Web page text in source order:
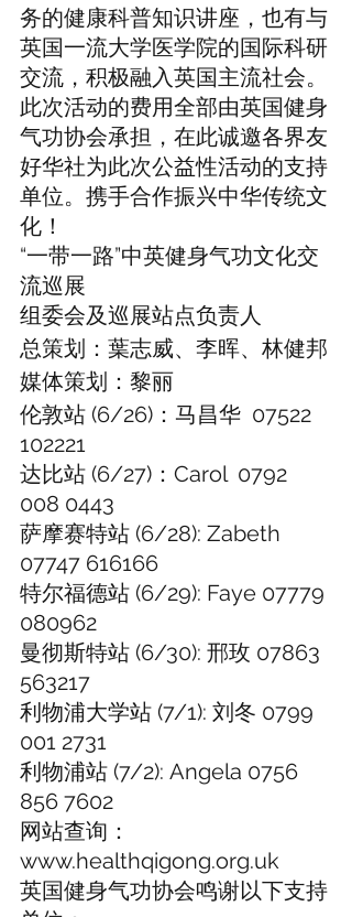
务的健康科普知识讲座，也有与
英国一流大学医学院的国际科研
交流，积极融入英国主流社会。
此次活动的费用全部由英国健身
气功协会承担，在此诚邀各界友
好华社为此次公益性活动的支持
单位。携手合作振兴中华传统文
化！
“一带一路”中英健身气功文化交
流巡展
组委会及巡展站点负责人
总策划：葉志威、李晖、林健邦
媒体策划：黎丽
伦敦站 (6/26)：马昌华  07522
102221
达比站 (6/27)：Carol  0792
008 0443
萨摩赛特站 (6/28): Zabeth
07747 616166
特尔福德站 (6/29): Faye 07779
080962
曼彻斯特站 (6/30): 邢玫 07863
563217
利物浦大学站 (7/1): 刘冬 0799
001 2731
利物浦站 (7/2): Angela 0756
856 7602
网站查询：
www.healthqigong.org.uk
英国健身气功协会鸣谢以下支持